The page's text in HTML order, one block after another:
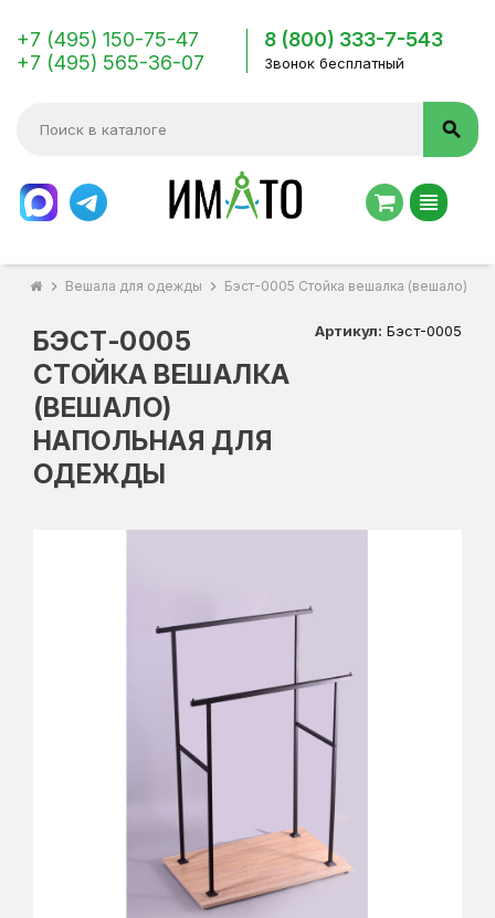
+7 (495) 150-75-47
+7 (495) 565-36-07
8 (800) 333-7-543
Звонок бесплатный
search
view_headline
chevron_right Вешала для одежды chevron_right Бэст-0005 Стойка вешалка (вешало)
БЭСТ-0005
СТОЙКА ВЕШАЛКА
(ВЕШАЛО)
НАПОЛЬНАЯ ДЛЯ
ОДЕЖДЫ
Артикул: Бэст-0005